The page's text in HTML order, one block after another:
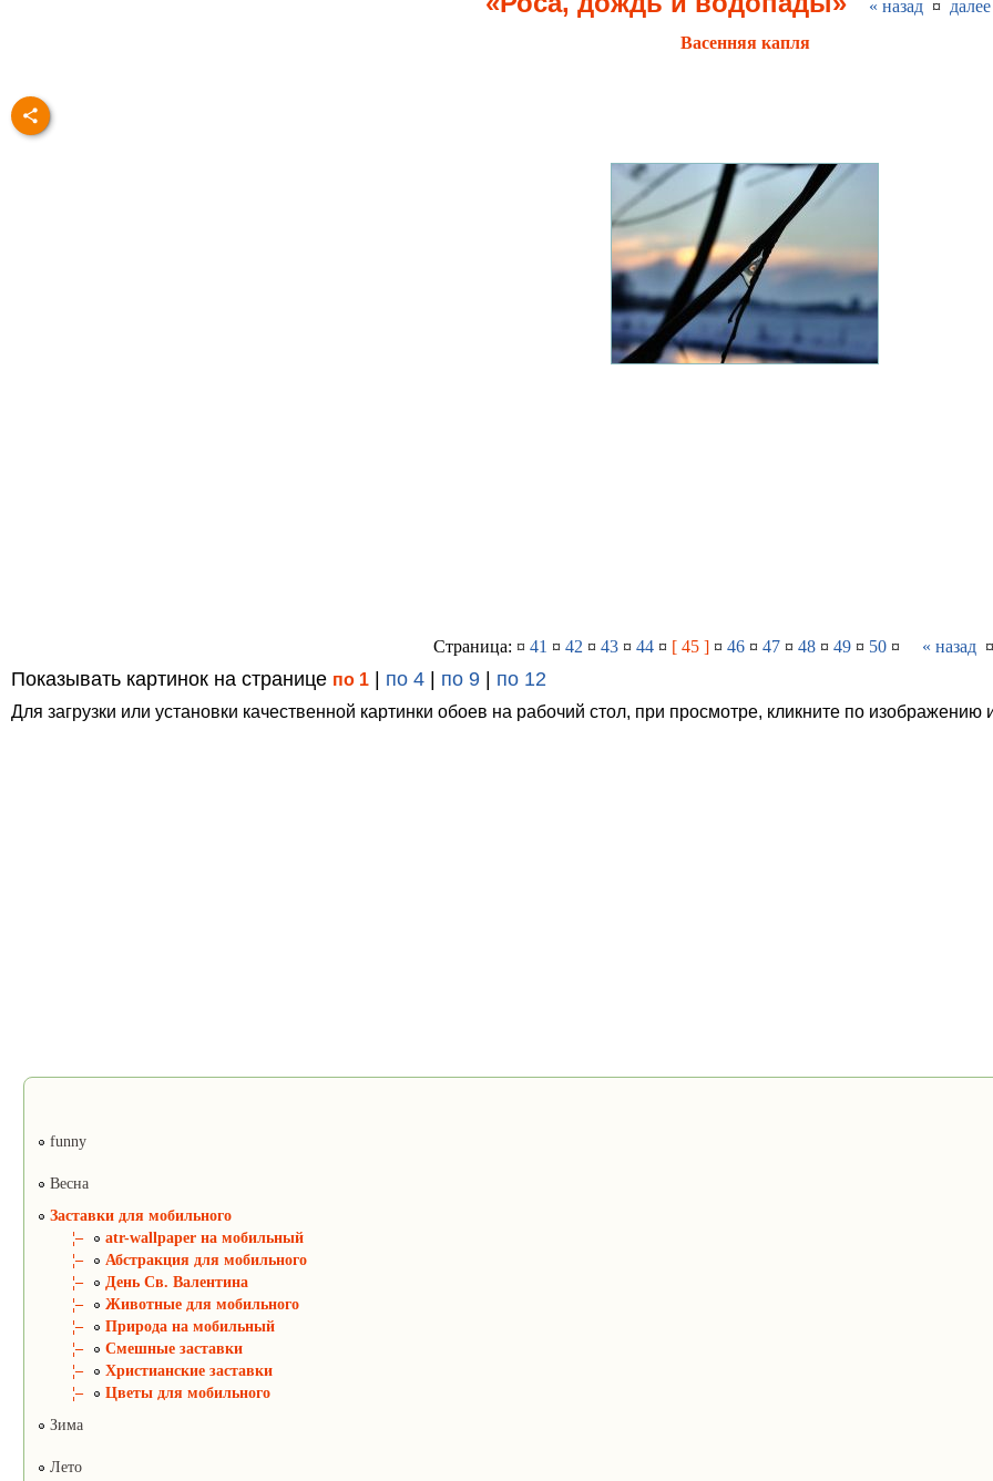
« назад ¤
Васенняя капля
Страница: ¤ 41 ¤ 42 ¤ 43¤ 44¤ [ 45 ]¤ 46¤ 47¤ 48¤ 49¤ 50¤ « назад
Показывать картинок на странице по 1 | по 4 | по 9 | по 12
Для загрузки или установки качественной картинки обоев на рабочий стол, при просмотре, кликните по изображению
funny
Весна
Заставки для мобильного
¦–
atr-wallpaper на мобильный
¦–
Абстракция для мобильного
¦–
День Св. Валентина
¦–
Животные для мобильного
¦–
Природа на мобильный
¦–
Смешные заставки
¦–
Христианские заставки
¦–
Цветы для мобильного
Зима
Лето